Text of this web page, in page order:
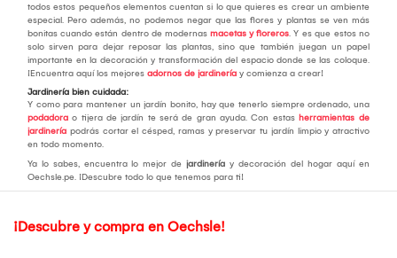
todos estos pequeños elementos cuentan si lo que quieres es crear un ambiente
especial. Pero además, no podemos negar que las flores y plantas se ven más
bonitas cuando están dentro de modernas macetas y floreros. Y es que estos no
solo sirven para dejar reposar las plantas, sino que también juegan un papel
importante en la decoración y transformación del espacio donde se las coloque.
¡Encuentra aquí los mejores adornos de jardinería y comienza a crear!
Jardinería bien cuidada:
Y como para mantener un jardín bonito, hay que tenerlo siempre ordenado, una
podadora o tijera de jardín te será de gran ayuda. Con estas herramientas de
jardinería podrás cortar el césped, ramas y preservar tu jardín limpio y atractivo
en todo momento.
Ya lo sabes, encuentra lo mejor de jardinería y decoración del hogar aquí en
Oechsle.pe. ¡Descubre todo lo que tenemos para ti!
¡Descubre y compra en Oechsle!